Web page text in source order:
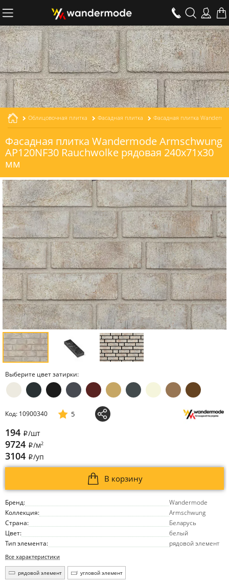
Облицовочная плитка Фасадная плитка
Фасадная плитка Wandermode Armschwung
AP120NF30 Rauchwolke рядовая 240x71x30
мм
Выберите цвет затирки:
Бренд:
Wandermode
Коллекция:
Armschwung
Страна:
Беларусь
Цвет:
белый
Тип элемента:
рядовой элемент
Все характеристики
рядовой элемент угловой элемент
Код: 10900340 5
194 i/шт
9724 i/м2
3104 i/уп
В корзину